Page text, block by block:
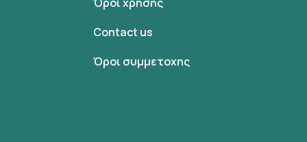
Contact us
Όροι συμμετοχης